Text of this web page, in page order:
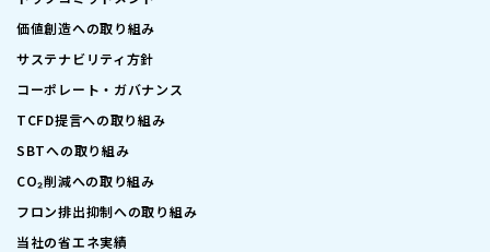
価値創造への取り組み
サステナビリティ方針
コーポレート・ガバナンス
TCFD提言への取り組み
SBTへの取り組み
CO₂削減への取り組み
フロン排出抑制への取り組み
当社の省エネ実績